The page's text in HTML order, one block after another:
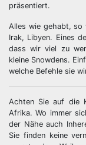
präsentiert.
Alles wie gehabt, so
Irak, Libyen. Eines
dass wir viel zu
kleine Snowdens.
welche Befehle sie
Achten Sie auf die
Afrika. Wo immer
der Nähe auch
Sie finden keine